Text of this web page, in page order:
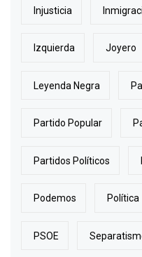
Injusticia
Izquierda Joyero
Leyenda Negra
Partido Popular
Partidos Políticos
Podemos Política
PSOE